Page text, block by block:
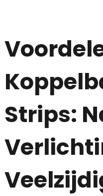
Strips: